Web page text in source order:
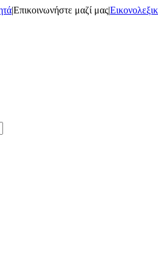
|Επικοινωνήστε μαζί μας|